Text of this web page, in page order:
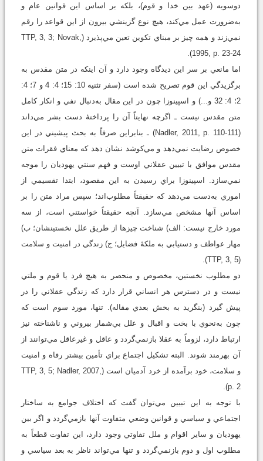
دوسويه (عهد بين خدا و قوم)، بلکه بر اساس اين قوانين عام و
به‌ضرورت عمل مي‌کند، هيچ نوع گزينشي بيرون از اين قواعد را رقم
نمي‌زند و همه چيز بر مبناي تکوين تعين مي‌پذيرد (TTP, 3, 3; Novak,
1995, p. 23-24).
اما مانعي بر سر اين ديدگاه وجود دارد و آن اينکه در متن مقدس به
برگزيدگي اين قوم تصريح شده است (سفر تثنيه 10: 15؛ 4: 4 و 7؛ 4:
2؛ 4: 32 و...) و اسپينوزا چون در اين مقال به‌دنبال نفي و انکار کامل
متن مقدس نيست ـ اگرچه نهايتاً آن را پرداختۀ دست بشر مي‌داند
(Nadler, 2011, p. 110-111) ـ بنابراين صرفاً به بحث پيشيني در اين
خصوص رضايت نمي‌دهد و مي‌کوشد نشان دهد که معناي فقرات متن
مقدس موافق با تبيين عقلاني اوست و فهم سنتي يهوديان را موجه
نمي‌سازد. اسپينوزا براي رسيدن به اين مقصود، ابتدا تقسيمي از
اموري به‌دست مي‌دهد که حقيقتاً مطلوب‌اند؛ سپس مراد متن را بر
اساس آنها مشخص مي‌سازد. آنچه حقيقتاً خواستني است، از سه
مورد خارج نيست: الف) شناخت چيزها از طريق علل نخستينشان؛ ب)
مهار عواطف و دستيابي به ملکۀ فضايل؛ ج) زندگي در امنيت و سلامت
(TTP, 3, 5).
دو مطلوب نخستين، مخصوص و منحصر به هيچ فرد يا قوم و ملتي
نيست و در دسترس هر انساني قرار دارد که زندگي عقلاني را در
پيش گيرد (بنگريد به بخش بعدي مقاله). تنها، مورد سوم است که
چون به‌نحوي با بخت و اقبال و علل بي‌شمار بيروني و ناشناخته نيز
ارتباط دارد، لزوماً به عقلا بازنمي‌گردد و عاقل و غيرعاقل مي‌توانند از
آن بهرمند شوند. البته تشکيل اجتماع براي تأمين بيشتر رفاه و امنيت
و سلامت، خود برآمده از خرد آدميان است (TTP, 3, 5; Nadler, 2007,
p. 2).
با توجه به اين تبيين مي‌توان گفت که اختلاف جوامع به ساختار
اجتماعي و سياسي و قوانين وضعي متفاوت آنها بازمي‌گردد و اگر بين
يهوديان و ساير اقوام و ملل تفاوتي وجود دارد، اين تفاوت قطعاً به
مطلوب اول و دوم بازنمي‌گردد و تنها مي‌تواند ناظر به بعد سياسي و